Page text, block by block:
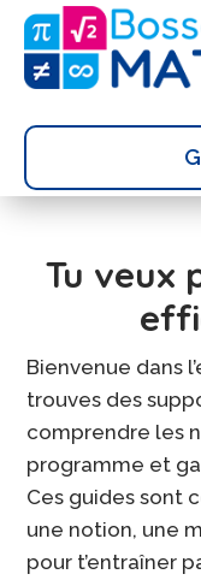
Tu veux
Bienvenue dans
trouves des
comprendre les
programme et
Ces guides sont
une notion, une
pour t’entraîner